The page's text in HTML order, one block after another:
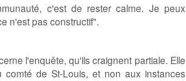
c'est de rester calme. Je peux
n'est pas constructif".
l'enquête, qu'ils craignent partiale. Elle
de St-Louis, et non aux instances